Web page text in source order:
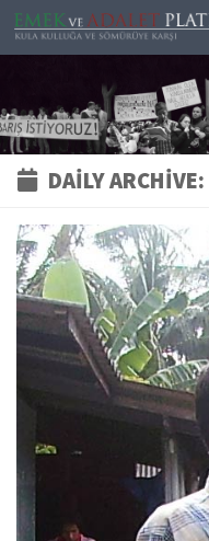
Skip to content
DAILY ARCHIVE: